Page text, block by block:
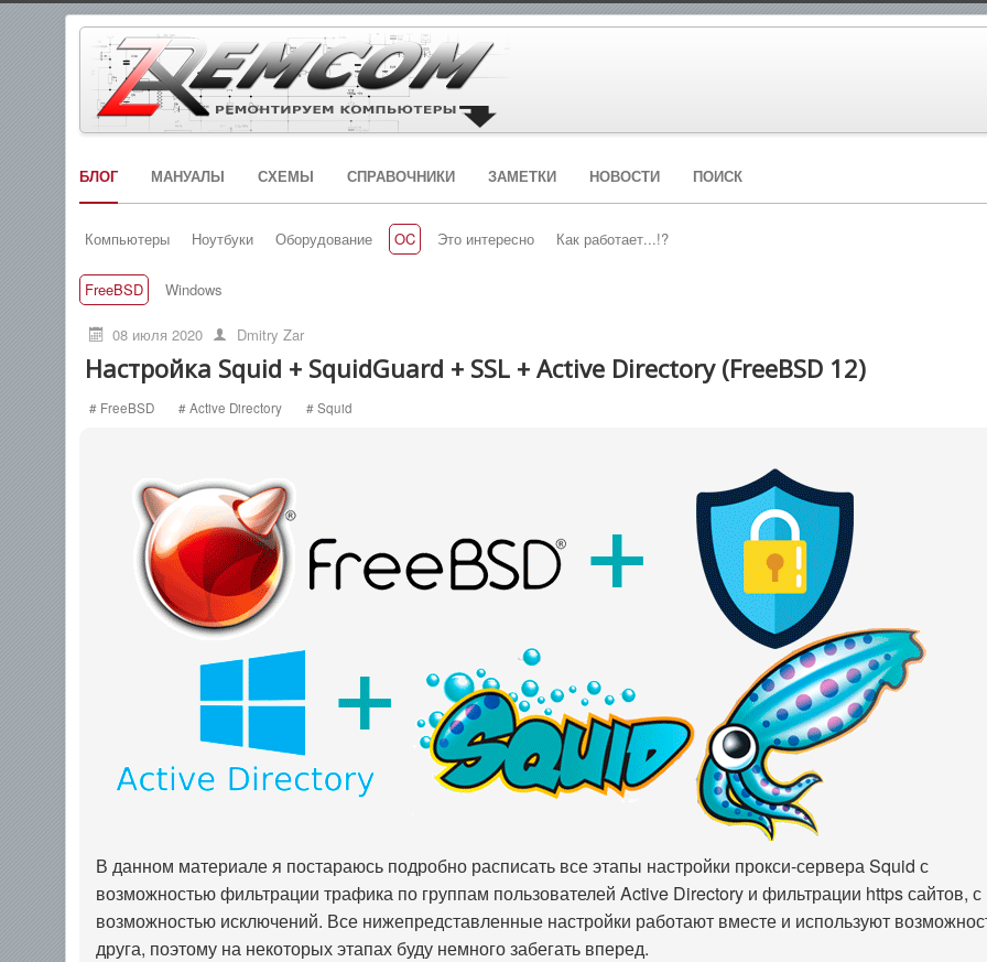
БЛОГ МАНУАЛЫ СХЕМЫ СПРАВОЧНИКИ ЗАМЕТКИ НОВОСТИ ПОИСК
Компьютеры Ноутбуки Оборудование OC Это интересно Как работает...!?
FreeBSD Windows
08 июля 2020 Dmitry Zar
Настройка Squid + SquidGuard + SSL + Active Directory (FreeBSD 12)
# FreeBSD # Active Directory # Squid
В данном материале я постараюсь подробно расписать все этапы настройки прокси-сервера Squid с
возможностью фильтрации трафика по группам пользователей Active Directory и фильтрации https сайтов, с
возможностью исключений. Все нижепредставленные настройки работают вместе и используют
друга, поэтому на некоторых этапах буду немного забегать вперед.